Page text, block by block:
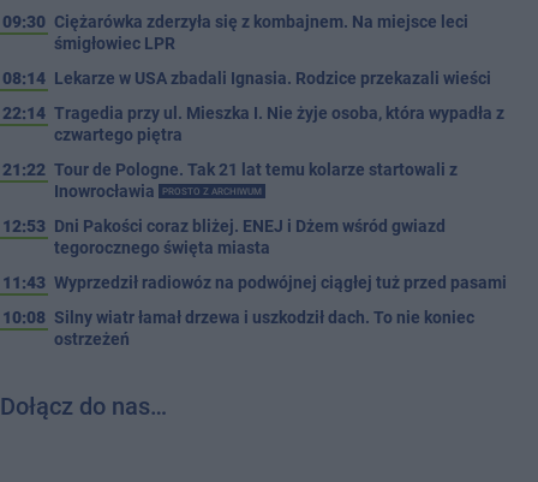
09:30 Ciężarówka zderzyła się z kombajnem. Na miejsce leci
śmigłowiec LPR
08:14 Lekarze w USA zbadali Ignasia. Rodzice przekazali wieści
22:14 Tragedia przy ul. Mieszka I. Nie żyje osoba, która wypadła z
czwartego piętra
21:22 Tour de Pologne. Tak 21 lat temu kolarze startowali z
Inowrocławia
PROSTO Z ARCHIWUM
12:53 Dni Pakości coraz bliżej. ENEJ i Dżem wśród gwiazd
tegorocznego święta miasta
11:43 Wyprzedził radiowóz na podwójnej ciągłej tuż przed pasami
10:08 Silny wiatr łamał drzewa i uszkodził dach. To nie koniec
ostrzeżeń
Dołącz do nas…